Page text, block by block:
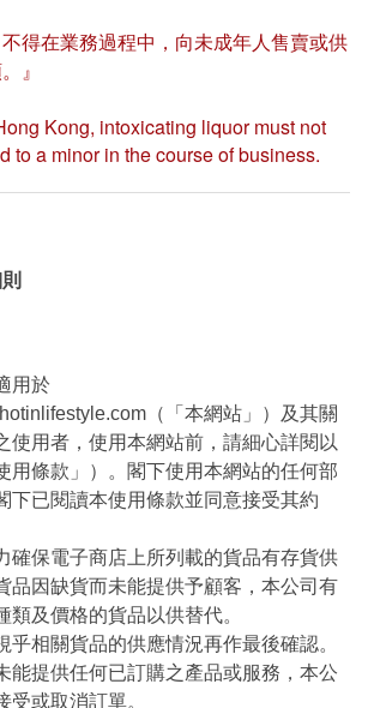
不得在業務過程中，向未成年人售賣或供
』
Kong, intoxicating liquor must not
to a minor in the course of business.
用於
（「本網站」）及其關
使用者，使用本網站前，請細心詳閱以
用條款」）。閣下使用本網站的任何部
下已閱讀本使用條款並同意接受其約
確保電子商店上所列載的貨品有存貨供
品因缺貨而未能提供予顧客，本公司有
類及價格的貨品以供替代。
乎相關貨品的供應情況再作最後確認。
能提供任何已訂購之產品或服務，本公
受或取消訂單。